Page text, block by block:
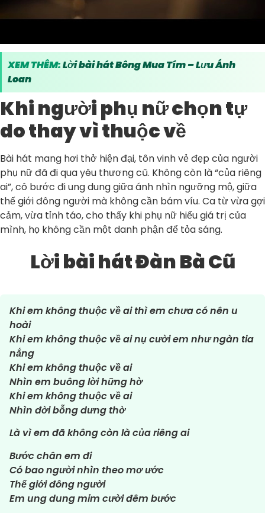
XEM THÊM:Lời bài hát Bông Mua Tím – Lưu Ánh
Loan
Khi người phụ nữ chọn tự
do thay vì thuộc về
Bài hát mang hơi thở hiện đại, tôn vinh vẻ đẹp của người
phụ nữ đã đi qua yêu thương cũ. Không còn là “của riêng
ai”, cô bước đi ung dung giữa ánh nhìn ngưỡng mộ, giữa
thế giới đông người mà không cần bám víu. Ca từ vừa gợi
cảm, vừa tỉnh táo, cho thấy khi phụ nữ hiểu giá trị của
mình, họ không cần một danh phận để tỏa sáng.
Lời bài hát Đàn Bà Cũ
Khi em không thuộc về ai thì em chưa có nên u
hoài
Khi em không thuộc về ai nụ cười em như ngàn tia
nắng
Khi em không thuộc về ai
Nhìn em buông lời hững hờ
Khi em không thuộc về ai
Nhìn đời bỗng dưng thờ
Là vì em đã không còn là của riêng ai
Bước chân em đi
Có bao người nhìn theo mơ ước
Thế giới đông người
Em ung dung mỉm cười đêm bước